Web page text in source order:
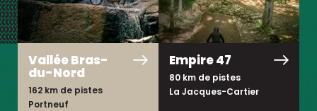
Vallée Bras-
du-Nord
162 km de pistes
Portneuf
Empire 47
80 km de pistes
La Jacques-Cartier